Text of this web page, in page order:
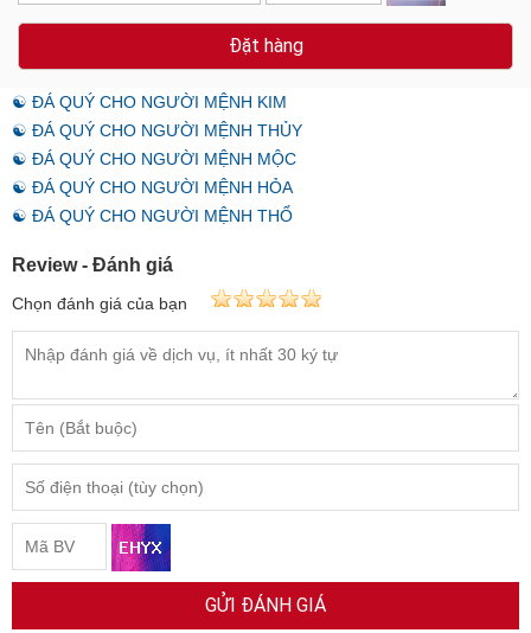
Đặt hàng
☯ ĐÁ QUÝ CHO NGƯỜI MỆNH KIM
☯ ĐÁ QUÝ CHO NGƯỜI MỆNH THỦY
☯ ĐÁ QUÝ CHO NGƯỜI MỆNH MỘC
☯ ĐÁ QUÝ CHO NGƯỜI MỆNH HỎA
☯ ĐÁ QUÝ CHO NGƯỜI MỆNH THỔ
Review - Đánh giá
Chọn đánh giá của bạn
GỬI ĐÁNH GIÁ